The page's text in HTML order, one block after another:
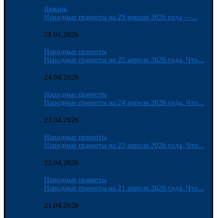
Январь
Народные приметы на 29 января 2026 года —...
28.01.2026
Народные приметы
Народные приметы на 25 апреля 2026 года. Что...
24.04.2026
Народные приметы
Народные приметы на 24 апреля 2026 года. Что...
23.04.2026
Народные приметы
Народные приметы на 23 апреля 2026 года. Что...
22.04.2026
Народные приметы
Народные приметы на 21 апреля 2026 года. Что...
21.04.2026